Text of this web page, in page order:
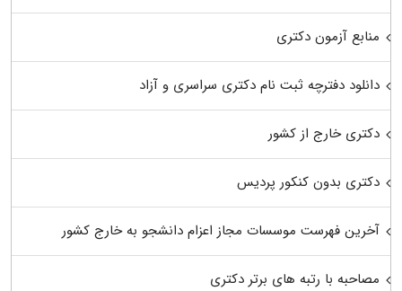
منابع آزمون دکتری
دانلود دفترچه ثبت نام دکتری سراسری و آزاد
دکتری خارج از کشور
دکتری بدون کنکور پردیس
آخرین فهرست موسسات مجاز اعزام دانشجو به خارج کشور
مصاحبه با رتبه های برتر دکتری